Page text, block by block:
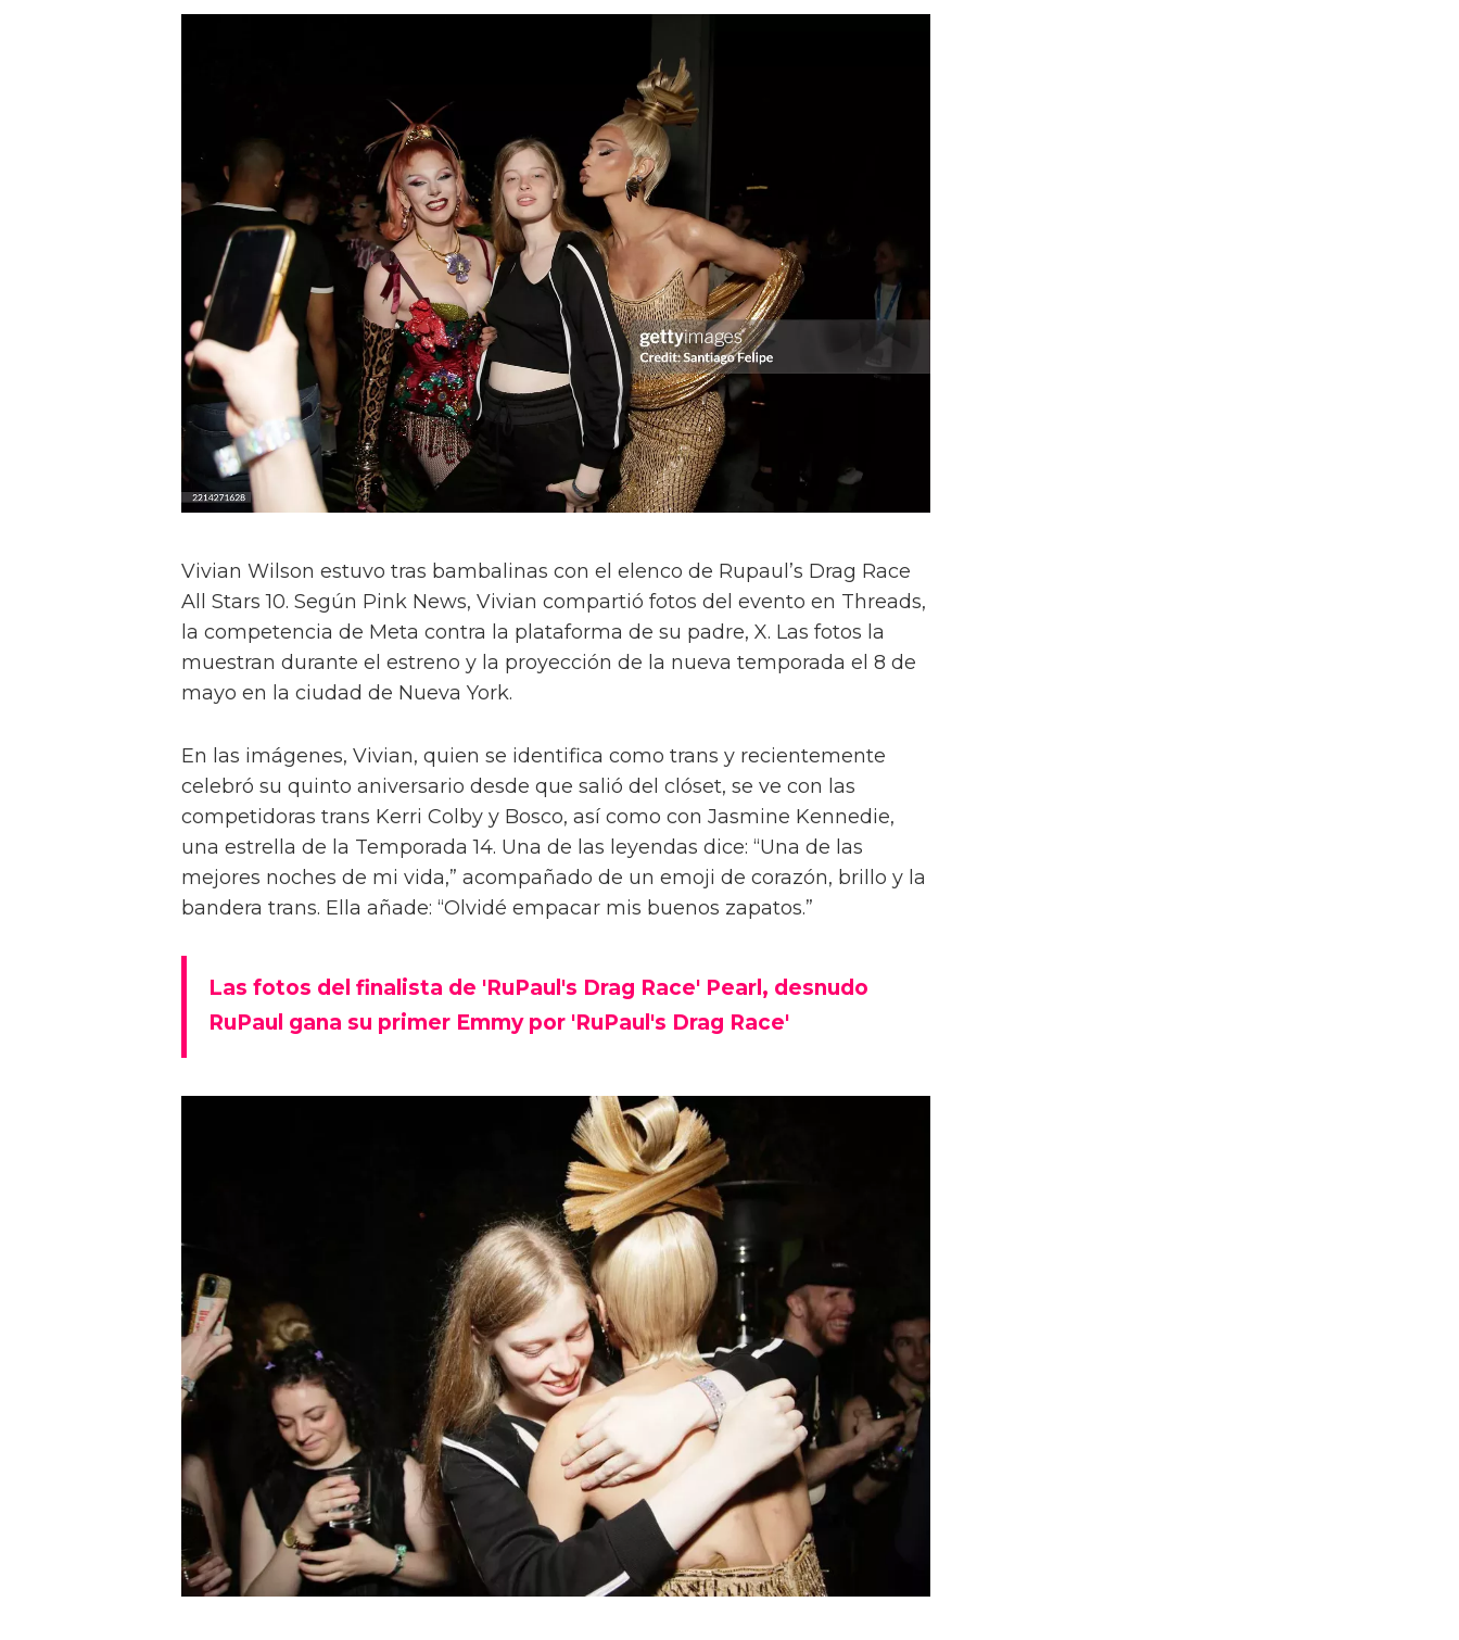
Vivian Wilson estuvo tras bambalinas con el elenco de Rupaul’s Drag Race
All Stars 10. Según Pink News, Vivian compartió fotos del evento en Threads,
la competencia de Meta contra la plataforma de su padre, X. Las fotos la
muestran durante el estreno y la proyección de la nueva temporada el 8 de
mayo en la ciudad de Nueva York.
En las imágenes, Vivian, quien se identifica como trans y recientemente
celebró su quinto aniversario desde que salió del clóset, se ve con las
competidoras trans Kerri Colby y Bosco, así como con Jasmine Kennedie,
una estrella de la Temporada 14. Una de las leyendas dice: “Una de las
mejores noches de mi vida,” acompañado de un emoji de corazón, brillo y la
bandera trans. Ella añade: “Olvidé empacar mis buenos zapatos.”
Las fotos del finalista de 'RuPaul's Drag Race' Pearl, desnudo
RuPaul gana su primer Emmy por 'RuPaul's Drag Race'